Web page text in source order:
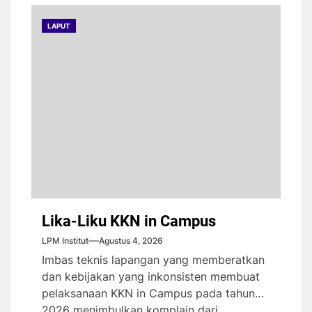
LAPUT
Lika-Liku KKN in Campus
LPM Institut Agustus 4, 2026
Imbas teknis lapangan yang memberatkan
dan kebijakan yang inkonsisten membuat
pelaksanaan KKN in Campus pada tahun